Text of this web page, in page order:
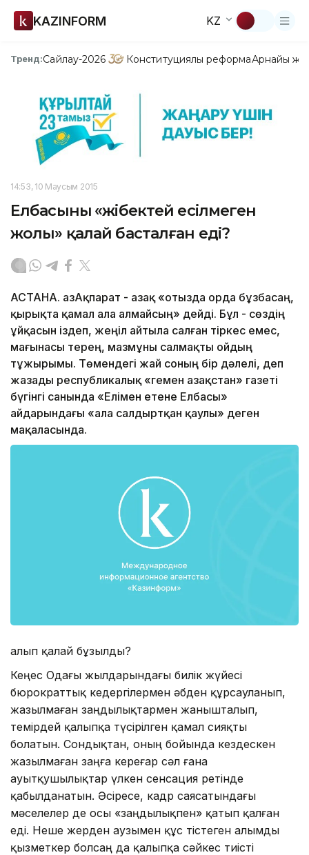
KAZINFORM KZ
Тренд:Сайлау-2026 Конституциялық реформаАрнайы
14:53, 10 Маусым 2015
Елбасының «жібектей есілмеген
жолы» қалай басталған еді?
АСТАНА. ҚазАқпарат - Қазақ «отызда орда бұзбасаң,
қырықта қамал ала алмайсың» дейді. Бұл - сөздің
ұйқасын іздеп, жеңіл айтыла салған тіркес емес,
мағынасы терең, мазмұны салмақты ойдың
тұжырымы. Төмендегі жай соның бір дәлелі, деп
жазады республикалық «гемен Қазақстан» газеті
бүгінгі санында «Елімен етене Елбасы»
айдарындағы «Қала салдыртқан қаулы» деген
мақаласында.
Қалып қалай бұзылды?
Кеңес Одағы жылдарындағы билік жүйесі
бюрократтық кедер­гілермен әбден құрсауланып,
жа­зылмаған заңдылықтармен жаныш­талып,
темірдей қалыпқа түсірілген қамал сияқты
болатын. Сондықтан, оның бойында кездескен
жазылмаған заңға кереғар сәл ғана
ауытқушылықтар үлкен сен­сация ретінде
қабылданатын. Әсіресе, кадр саясатындағы
мәселелер де осы «заңдылықпен» қатып қалған
еді. Неше жерден аузымен құс тістеген алымды
қызметкер болсаң да қалыпқа сәйкес тиісті